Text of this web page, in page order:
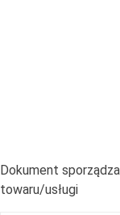
Dokument
towaru/usługi